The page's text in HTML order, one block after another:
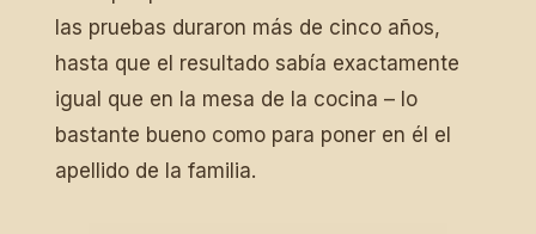
las pruebas duraron más de cinco años,
hasta que el resultado sabía exactamente
igual que en la mesa de la cocina – lo
bastante bueno como para poner en él el
apellido de la familia.